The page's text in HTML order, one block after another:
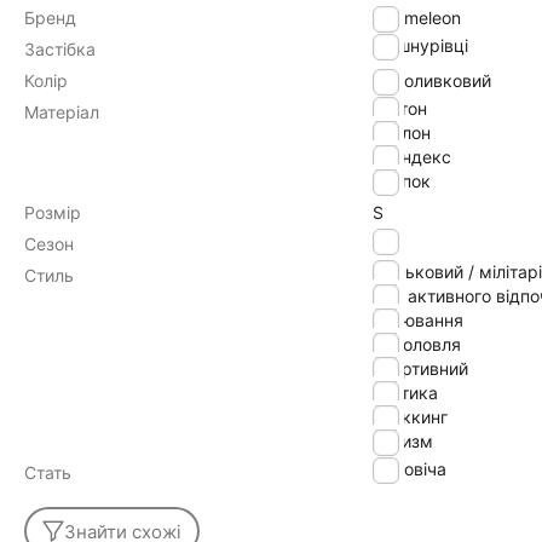
Бренд
Chameleon
Застібка
на шнурівці
Колір
оливковий
Матеріал
коттон
нейлон
спандекс
хлопок
Розмір
S
Сезон
літо
Стиль
військовий / мілітарі
для активного
полювання
риболовля
спортивний
тактика
треккинг
туризм
Стать
Чоловіча
Знайти схожі